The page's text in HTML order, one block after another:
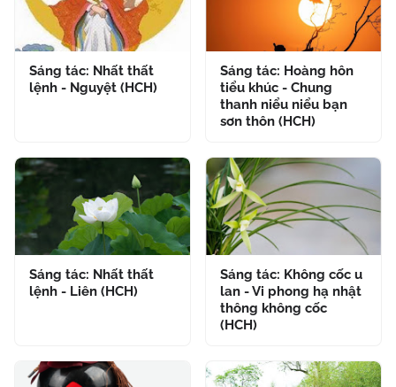
Sáng tác: Nhất thất
lệnh - Nguyệt (HCH)
Sáng tác: Hoàng hôn
tiểu khúc - Chung
thanh niểu niểu bạn
sơn thôn (HCH)
Sáng tác: Nhất thất
lệnh - Liên (HCH)
Sáng tác: Không cốc u
lan - Vi phong hạ nhật
thông không cốc
(HCH)